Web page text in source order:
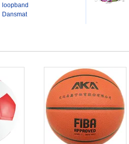
loopband
Dansmat